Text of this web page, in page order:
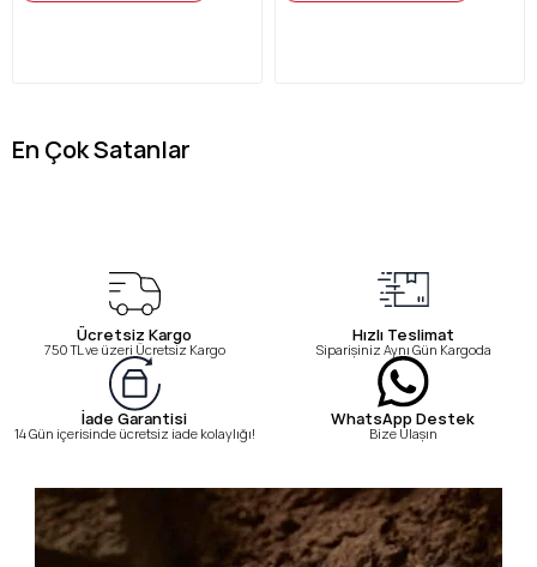
En Çok Satanlar
Ücretsiz Kargo
750 TL ve üzeri Ücretsiz Kargo
Hızlı Teslimat
Siparişiniz Aynı Gün Kargoda
İade Garantisi
14 Gün içerisinde ücretsiz iade kolaylığı!
WhatsApp Destek
Bize Ulaşın